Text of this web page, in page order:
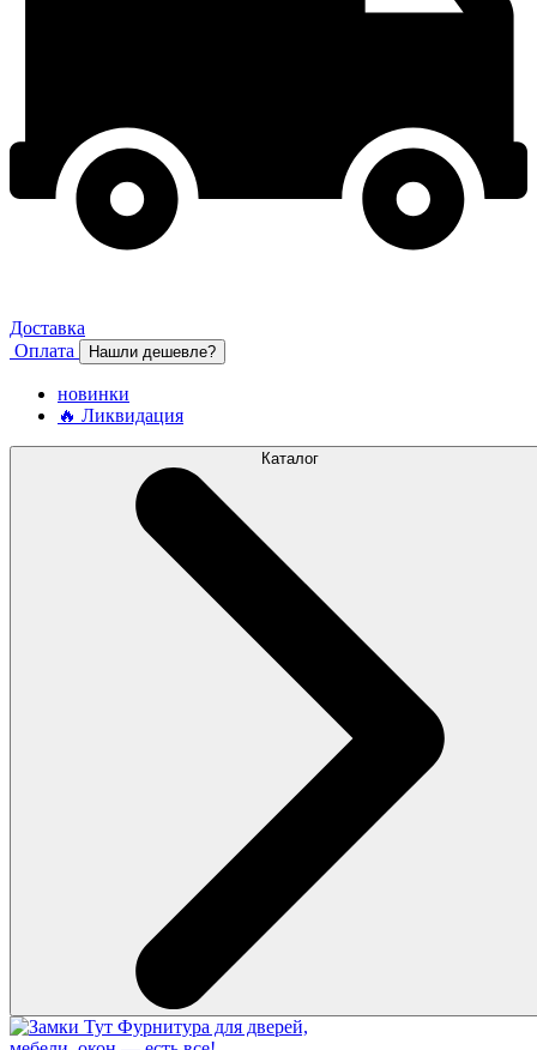
Доставка
Оплата
Нашли дешевле?
новинки
🔥 Ликвидация
Каталог
Фурнитура для дверей,